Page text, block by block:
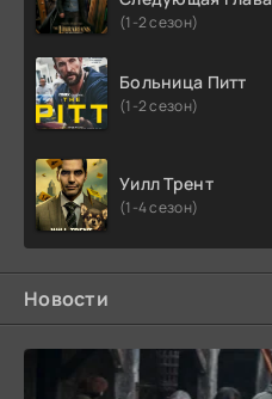
(1-2 сезон)
Больница Питт
(1-2 сезон)
Уилл Трент
(1-4 сезон)
Новости